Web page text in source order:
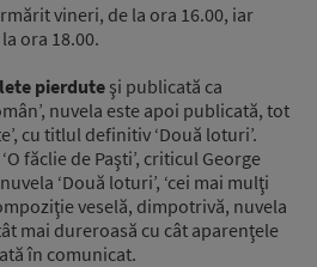
vineri, de la ora 16.00, iar
ora 18.00.
pierdute şi publicată ca
nuvela este apoi publicată, tot
cu titlul definitiv ‘Două loturi’.
făclie de Paşti’, criticul George
‘Două loturi’, ‘cei mai mulţi
veselă, dimpotrivă, nuvela
mai dureroasă cu cât aparenţele
în comunicat.